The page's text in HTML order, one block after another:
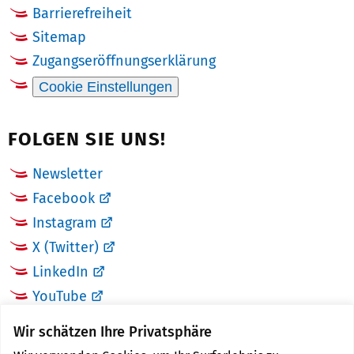
Wir schätzen Ihre Privatsphäre
Barrierefreiheit
Sitemap
Zugangseröffnungserklärung
Cookie Einstellungen
FOLGEN SIE UNS!
Newsletter
Facebook
Instagram
X (Twitter)
LinkedIn
YouTube
LINKS